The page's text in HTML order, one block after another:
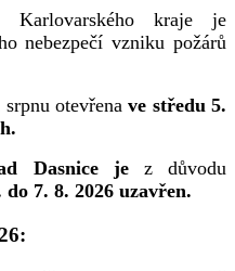
Karlovarského kraje je
nebezpečí vzniku požárů
srpnu otevřenave středu 5.
Dasnice jez důvodu
do 7. 8. 2026 uzavřen.